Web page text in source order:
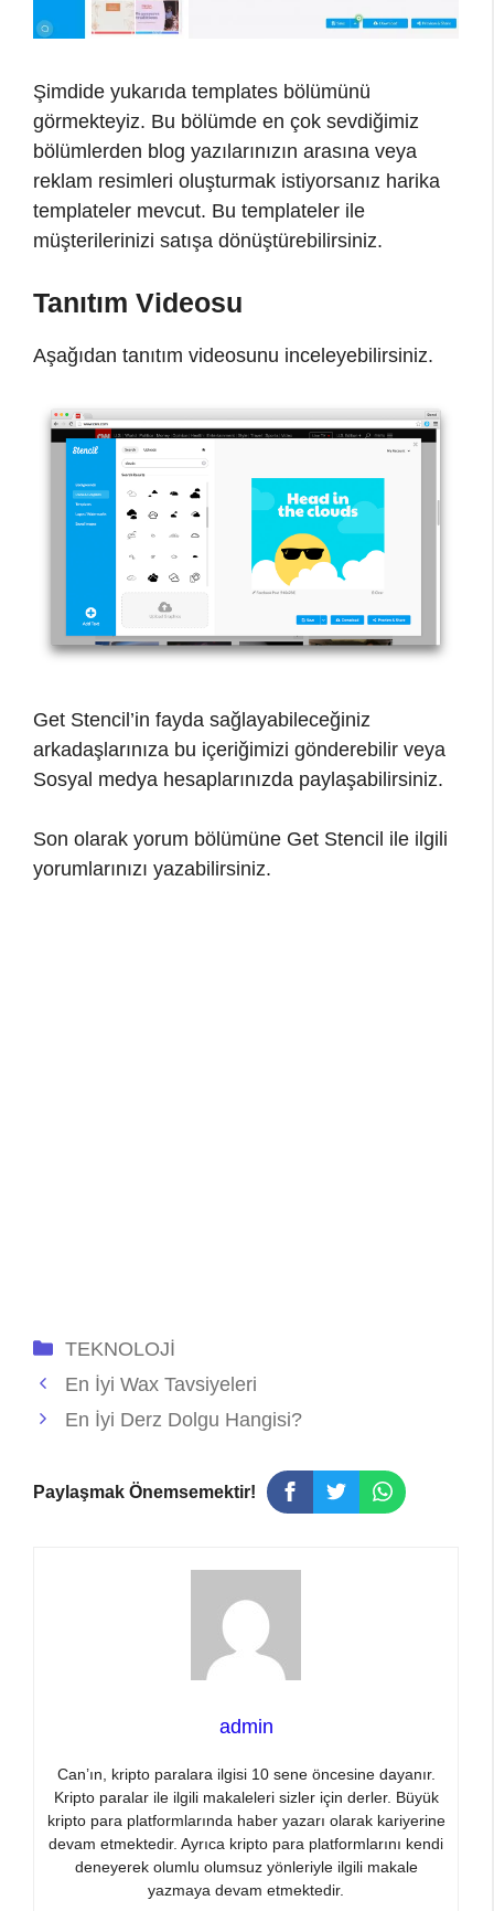
Şimdide yukarıda templates bölümünü
görmekteyiz. Bu bölümde en çok sevdiğimiz
bölümlerden blog yazılarınızın arasına veya
reklam resimleri oluşturmak istiyorsanız harika
templateler mevcut. Bu templateler ile
müşterilerinizi satışa dönüştürebilirsiniz.
Tanıtım Videosu
Aşağıdan tanıtım videosunu inceleyebilirsiniz.
Get Stencil’in fayda sağlayabileceğiniz
arkadaşlarınıza bu içeriğimizi gönderebilir veya
Sosyal medya hesaplarınızda paylaşabilirsiniz.
Son olarak yorum bölümüne Get Stencil ile ilgili
yorumlarınızı yazabilirsiniz.
Kategoriler
TEKNOLOJİ
En İyi Wax Tavsiyeleri
En İyi Derz Dolgu Hangisi?
Paylaşmak Önemsemektir!
admin
Can’ın, kripto paralara ilgisi 10 sene öncesine dayanır.
Kripto paralar ile ilgili makaleleri sizler için derler. Büyük
kripto para platformlarında haber yazarı olarak kariyerine
devam etmektedir. Ayrıca kripto para platformlarını kendi
deneyerek olumlu olumsuz yönleriyle ilgili makale
yazmaya devam etmektedir.